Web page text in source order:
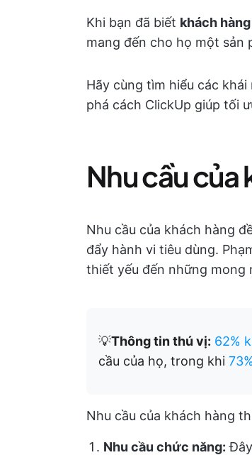
Khi bạn đã biết khách
mang đến cho họ một sản
Hãy cùng tìm hiểu các
phá cách ClickUp giúp tối
Nhu cầu của
Nhu cầu của khách hàng
đẩy hành vi tiêu dùng.
thiết yếu đến những mong
💡Thông tin thú vị: 62%
cầu của họ, trong khi
Nhu cầu của khách hàng
Nhu cầu chức năng: